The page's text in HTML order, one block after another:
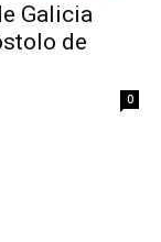
Galicia
de
0